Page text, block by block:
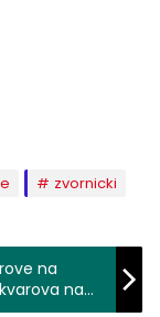
zvornicki
na
na